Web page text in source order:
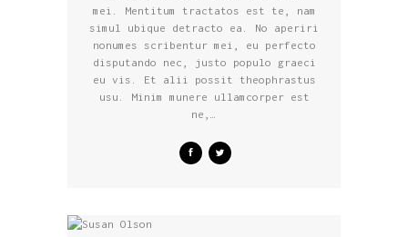
mei. Mentitum tractatos est te, nam
simul ubique detracto ea. No aperiri
nonumes scribentur mei, eu perfecto
disputando nec, justo populo graeci
eu vis. Et alii possit theophrastus
usu. Minim munere ullamcorper est
ne,…